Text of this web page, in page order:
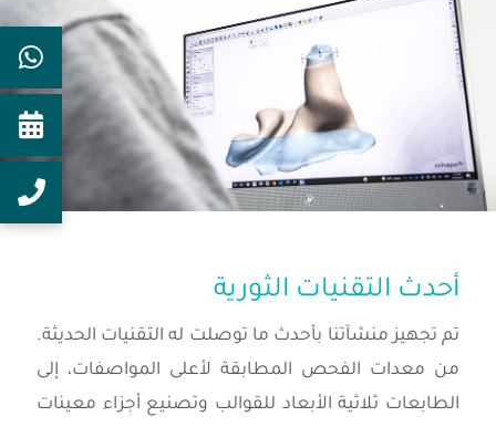
أحدث التقنيات الثورية
تم تجهيز منشآتنا بأحدث ما توصلت له التقنيات الحديثة.
من معدات الفحص المطابقة لأعلى المواصفات، إلى
الطابعات ثلاثية الأبعاد للقوالب وتصنيع أجزاء معينات